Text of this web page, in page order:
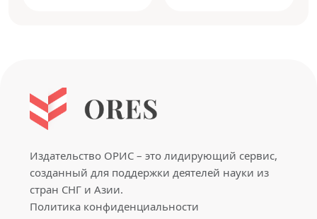
Издательство ОРИС – это лидирующий сервис,
созданный для поддержки деятелей науки из
стран СНГ и Азии.
Политика конфиденциальности